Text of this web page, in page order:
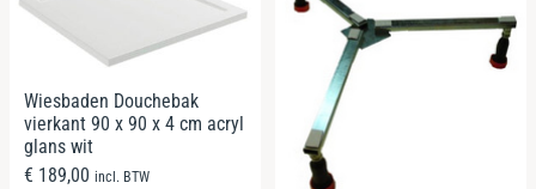
Wiesbaden Douchebak
vierkant 90 x 90 x 4 cm acryl
glans wit
€ 189,00 incl. BTW